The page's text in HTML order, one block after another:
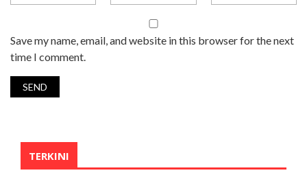
Save my name, email, and website in this browser for the next
time I comment.
TERKINI